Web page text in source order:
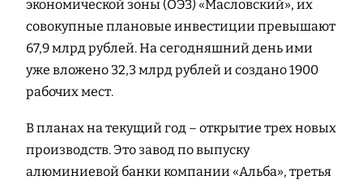
экономической зоны (ОЭЗ) «Масловский», их
совокупные плановые инвестиции превышают
67,9 млрд рублей. На сегодняшний день ими
уже вложено 32,3 млрд рублей и создано 1900
рабочих мест.
В планах на текущий год – открытие трех новых
производств. Это завод по выпуску
алюминиевой банки компании «Альба», третья